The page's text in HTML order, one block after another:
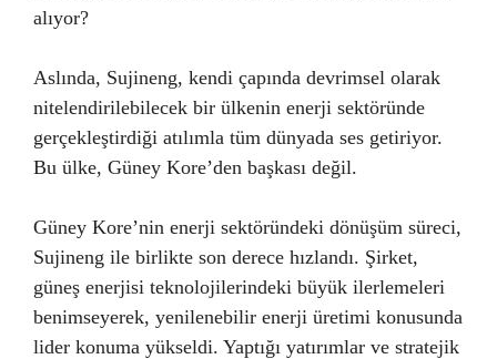
alıyor?
Aslında, Sujineng, kendi çapında devrimsel olarak
nitelendirilebilecek bir ülkenin enerji sektöründe
gerçekleştirdiği atılımla tüm dünyada ses getiriyor.
Bu ülke, Güney Kore’den başkası değil.
Güney Kore’nin enerji sektöründeki dönüşüm süreci,
Sujineng ile birlikte son derece hızlandı. Şirket,
güneş enerjisi teknolojilerindeki büyük ilerlemeleri
benimseyerek, yenilenebilir enerji üretimi konusunda
lider konuma yükseldi. Yaptığı yatırımlar ve stratejik